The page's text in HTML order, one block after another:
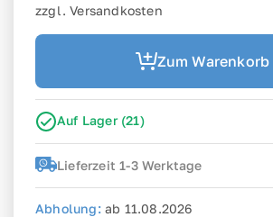
zzgl. Versandkosten
Zum Warenkorb
Auf Lager (21)
Lieferzeit 1-3 Werktage
Abholung:ab 11.08.2026